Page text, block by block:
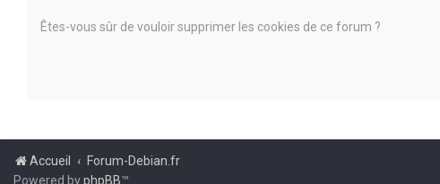
Êtes-vous sûr de vouloir supprimer les cookies de ce forum ?
Accueil Forum-Debian.fr
Powered byphpBB™